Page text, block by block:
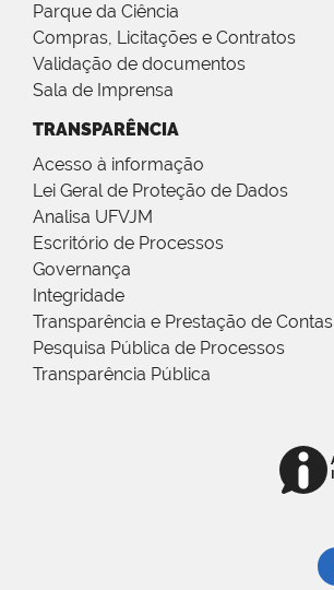
Parque da Ciência
Compras, Licitações e Contratos
Validação de documentos
Sala de Imprensa
TRANSPARÊNCIA
Acesso à informação
Lei Geral de Proteção de Dados
Analisa UFVJM
Escritório de Processos
Governança
Integridade
Transparência e Prestação de Contas
Pesquisa Pública de Processos
Transparência Pública